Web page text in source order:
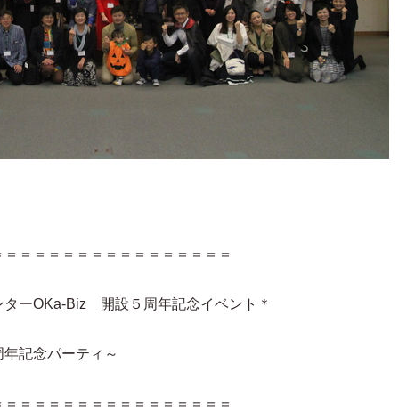
＝＝＝＝＝＝＝＝＝＝＝＝＝＝＝
ターOKa-Biz 開設５周年記念イベント＊
記念パーティ～
＝＝＝＝＝＝＝＝＝＝＝＝＝＝＝